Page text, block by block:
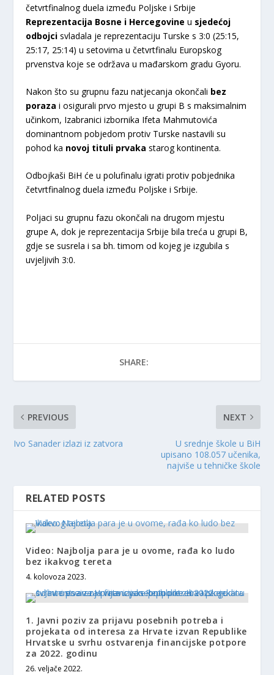
četvrtfinalnog duela između Poljske i Srbije
Reprezentacija Bosne i Hercegovine u sjedećoj
odbojci svladala je reprezentaciju Turske s 3:0 (25:15,
25:17, 25:14) u setovima u četvrtfinalu Europskog
prvenstva koje se održava u mađarskom gradu Gyoru.
Nakon što su grupnu fazu natjecanja okončali bez
poraza i osigurali prvo mjesto u grupi B s maksimalnim
učinkom, Izabranici izbornika Ifeta Mahmutovića
dominantnom pobjedom protiv Turske nastavili su
pohod ka novoj tituli prvaka starog kontinenta.
Odbojkaši BiH će u polufinalu igrati protiv pobjednika
četvrtfinalnog duela između Poljske i Srbije.
Poljaci su grupnu fazu okončali na drugom mjestu
grupe A, dok je reprezentacija Srbije bila treća u grupi B,
gdje se susrela i sa bh. timom od kojeg je izgubila s
uvjeljivih 3:0.
SHARE:
PREVIOUS
Ivo Sanader izlazi iz zatvora
NEXT
U srednje škole u BiH
upisano 108.057 učenika,
najviše u tehničke škole
RELATED POSTS
Video: Najbolja para je u ovome, rađa ko ludo
bez ikakvog tereta
4. kolovoza 2023.
1. Javni poziv za prijavu posebnih potreba i
projekata od interesa za Hrvate izvan Republike
Hrvatske u svrhu ostvarenja financijske potpore
za 2022. godinu
26. veljače 2022.